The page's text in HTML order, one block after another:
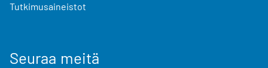
Tutkimusaineistot
Seuraa meitä